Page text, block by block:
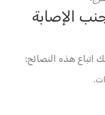
الإصابة
اتباع هذه النصائح: